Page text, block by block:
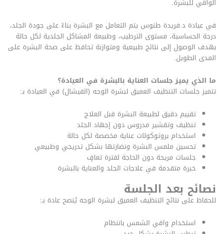
الواقي للبشرة.
في عيادة د.فريدة طنوس يتم التعامل مع البشرة بناءً على جودة الجلد،
درجة الحساسية، مستوى الترطيب، وطبيعة المشاكل الجلدية لكل حالة
بهدف الوصول إلى نتائج طبيعية ومتوازنة تحافظ على صحة البشرة على
المدى الطويل.
ما الذي يميز جلسات العناية بالبشرة في العيادة؟
تتميز جلسات التنظيف العميق لبشرة الوجه (الفيشال) في العيادة بـ:
تقييم دقيق لطبيعة البشرة قبل العلاج
تنظيف وتقشير مدروس دون إجهاد الجلد
استخدام بروتوكولات عناية مخصصة لكل حالة
تحسين ملمس البشرة ونضارتها بشكل تدريجي وطبيعي
جلسات مريحة دون الحاجة لفترة تعافٍ
خبرة متقدمة في علاجات الجلد والعناية بالبشرة
نصائح بعد الجلسة
للحفاظ على نتائج التنظيف العميق لبشرة الوجه يُنصح عادة بـ:
استخدام واقي الشمس بانتظام